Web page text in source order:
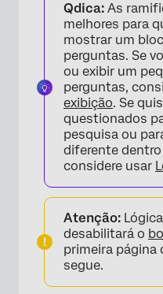
Qdica: As
melhores para
mostrar um
perguntas. Se
ou exibir um
perguntas,
exibição. Se
questionados
pesquisa ou
diferente
considere usar
Atenção:
desabilitará o
primeira página
segue.